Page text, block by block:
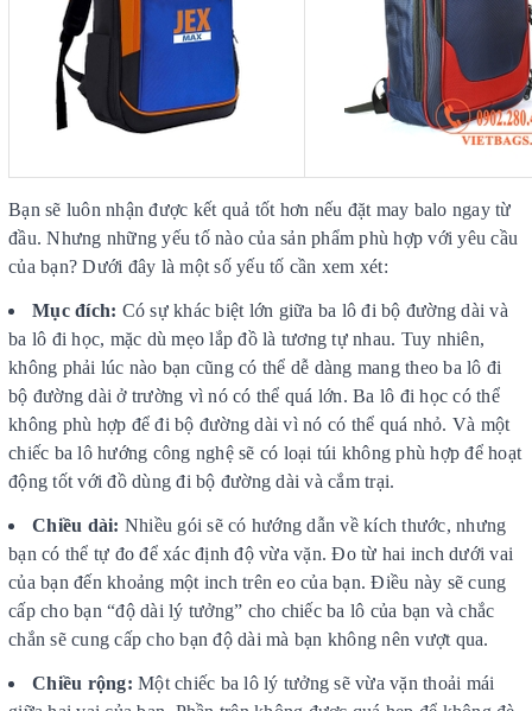
Bạn sẽ luôn nhận được kết quả tốt hơn nếu đặt may balo ngay từ
đầu. Nhưng những yếu tố nào của sản phẩm phù hợp với yêu cầu
của bạn? Dưới đây là một số yếu tố cần xem xét:
Mục đích: Có sự khác biệt lớn giữa ba lô đi bộ đường dài và
ba lô đi học, mặc dù mẹo lắp đồ là tương tự nhau. Tuy nhiên,
không phải lúc nào bạn cũng có thể dễ dàng mang theo ba lô đi
bộ đường dài ở trường vì nó có thể quá lớn. Ba lô đi học có thể
không phù hợp để đi bộ đường dài vì nó có thể quá nhỏ. Và một
chiếc ba lô hướng công nghệ sẽ có loại túi không phù hợp để hoạt
động tốt với đồ dùng đi bộ đường dài và cắm trại.
Chiều dài: Nhiều gói sẽ có hướng dẫn về kích thước, nhưng
bạn có thể tự đo để xác định độ vừa vặn. Đo từ hai inch dưới vai
của bạn đến khoảng một inch trên eo của bạn. Điều này sẽ cung
cấp cho bạn “độ dài lý tưởng” cho chiếc ba lô của bạn và chắc
chắn sẽ cung cấp cho bạn độ dài mà bạn không nên vượt qua.
Chiều rộng: Một chiếc ba lô lý tưởng sẽ vừa vặn thoải mái